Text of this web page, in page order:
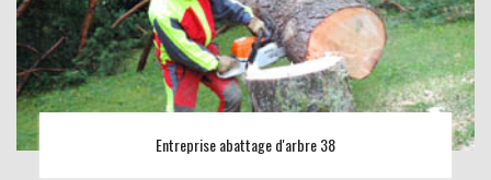
Entreprise abattage d'arbre 38